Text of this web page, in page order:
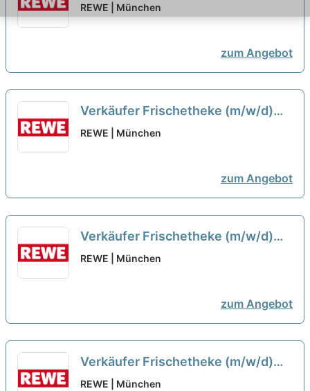
neu
REWE | München
zum Angebot
Verkäufer Frischetheke (m/w/d)
neu
REWE | München
zum Angebot
Verkäufer Frischetheke (m/w/d)
neu
REWE | München
zum Angebot
Verkäufer Frischetheke (m/w/d)
neu
REWE | München